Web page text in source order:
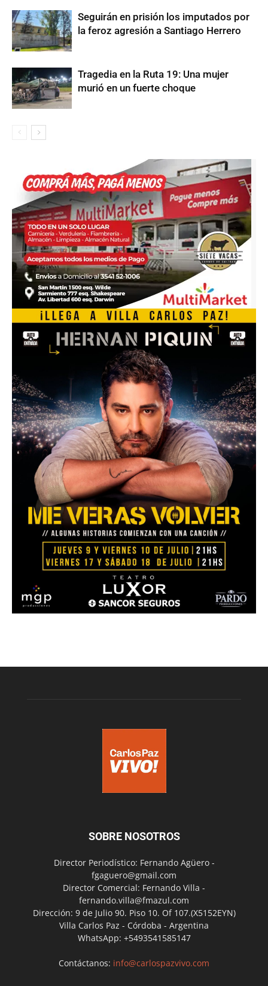
Seguirán en prisión los imputados por
la feroz agresión a Santiago Herrero
Tragedia en la Ruta 19: Una mujer
murió en un fuerte choque
SOBRE NOSOTROS
Director Periodístico: Fernando Agüero -
fgaguero@gmail.com
Director Comercial: Fernando Villa -
fernando.villa@fmazul.com
Dirección: 9 de Julio 90. Piso 10. Of 107.(X5152EYN)
Villa Carlos Paz - Córdoba - Argentina
WhatsApp: +5493541585147
Contáctanos: info@carlospazvivo.com